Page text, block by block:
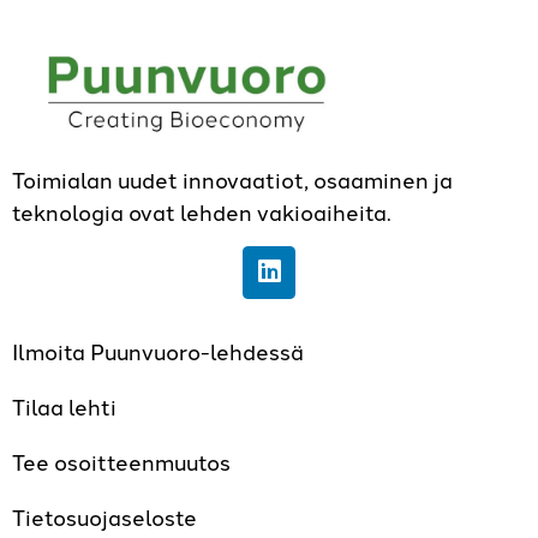
Toimialan uudet innovaatiot, osaaminen ja
teknologia ovat lehden vakioaiheita.
Ilmoita Puunvuoro-lehdessä
Tilaa lehti
Tee osoitteenmuutos
Tietosuojaseloste